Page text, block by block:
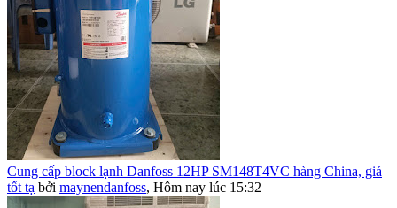
Cung cấp block lạnh Danfoss 12HP SM148T4VC hàng China, giá
tốt tạ bởi maynendanfoss, Hôm nay lúc 15:32